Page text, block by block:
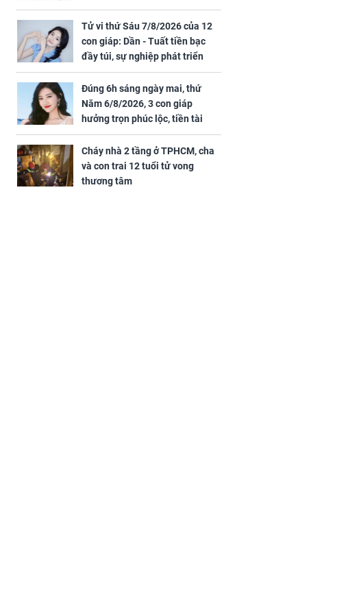
Tử vi thứ Sáu
7/8/2026 của 12 con
bạc đầy túi, sự nghiệp
phát triển hưng thịnh,
Mão - Thân tài lộc ảm
Tử vi thứ Sáu 7/8/2026 của 12
con giáp: Dần - Tuất tiền bạc
đầy túi, sự nghiệp phát triển
hưng thịnh, Mão - Thân tài lộc
ảm đạm, mọi sự khó thành công
mỹ mãn
Đúng 6h sáng ngày mai, thứ
Năm 6/8/2026, 3 con giáp
hưởng trọn phúc lộc, tiền tài
tăng vọt, công danh sự nghiệp
thăng hạng không ngừng
Cháy nhà 2 tầng ở TPHCM, cha
và con trai 12 tuổi tử vong
thương tâm